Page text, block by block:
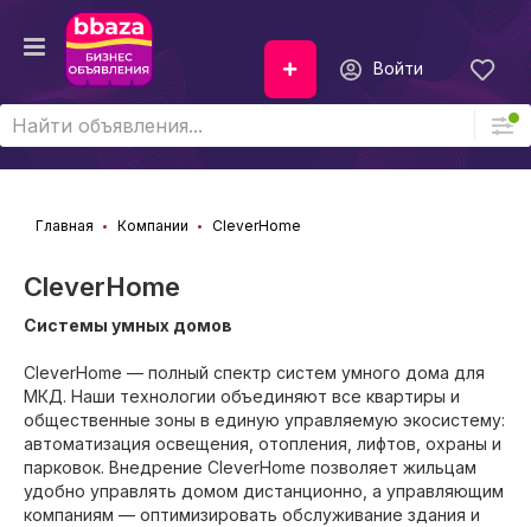
Войти
Главная Компании CleverHome
CleverHome
Системы умных домов
CleverHome — полный спектр систем умного дома для
МКД. Наши технологии объединяют все квартиры и
общественные зоны в единую управляемую экосистему:
автоматизация освещения, отопления, лифтов, охраны и
парковок. Внедрение CleverHome позволяет жильцам
удобно управлять домом дистанционно, а управляющим
компаниям — оптимизировать обслуживание здания и